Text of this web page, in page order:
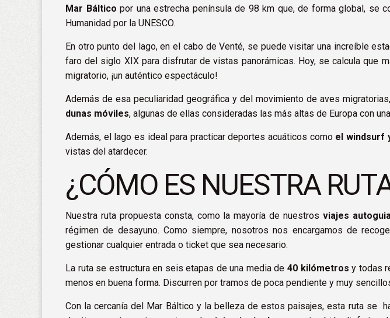
Mar Bálticopor una estrecha península de 98 km que, de forma global, se
Humanidad por la UNESCO.
En otro punto del lago, en el cabo de Venté, se puede visitar una increíble
faro del siglo XIX para disfrutar de vistas panorámicas. Hoy, se calcula que
migratorio, ¡un auténtico espectáculo!
Además de esa peculiaridad geográfica y del movimiento de aves
dunas móviles, algunas de ellas consideradas las más altas de Europa con
Además, el lago es ideal para practicar deportes acuáticos como el windsurf
vistas del atardecer.
¿CÓMO ES NUESTRA
Nuestra ruta propuesta consta, como la mayoría de nuestros viajes
régimen de desayuno. Como siempre, nosotros nos encargamos de
gestionar cualquier entrada o ticket que sea necesario.
La ruta se estructura en seis etapas de una media de 40 kilómetros y todas
menos en buena forma. Discurren por tramos de poca pendiente y muy
Con la cercanía del Mar Báltico y la belleza de estos paisajes, esta ruta se